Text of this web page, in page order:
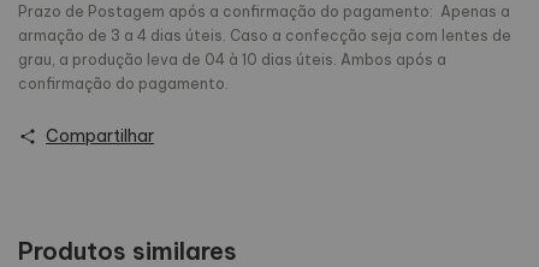
Prazo de Postagem após a confirmação do pagamento: Apenas a
armação de 3 a 4 dias úteis. Caso a confecção seja com lentes de
grau, a produção leva de 04 à 10 dias úteis. Ambos após a
confirmação do pagamento.
Compartilhar
Produtos similares